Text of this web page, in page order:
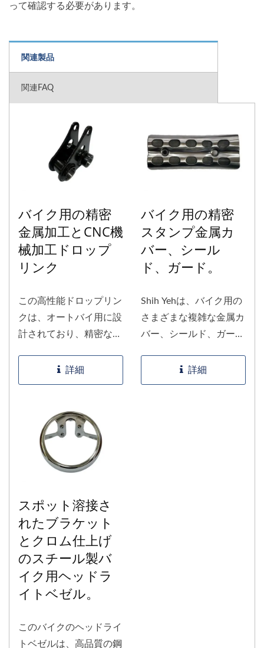
って確認する必要があります。
関連製品
関連FAQ
バイク用の精密
金属加工とCNC機
械加工ドロップ
リンク
この高性能ドロップリン
クは、オートバイ用に設
計されており、精密な製
み合わせて、優れた耐久
性と構造的完全性を確保
のスタンピングダイと精
密な溶接を利用して、こ
の部品は厳しい公差要件
を満たしています。主要
よび垂直公差を管理する
ためのロボット溶接、厳
格なR7公差を達成する
ためのベアリング穴の
CNCボーリング、そして
サンドブラストおよび電
着塗装の高度な表面
詳細
バイク用の精密
スタンプ金属カ
バー、シール
ド、ガード。
Shih Yehは、バイク用の
さまざまな複雑な金属カ
バー、シールド、ガード
持っています。...
詳細
スポット溶接さ
れたブラケット
とクロム仕上げ
のスチール製バ
イク用ヘッドラ
イトベゼル。
このバイクのヘッドライ
トベゼルは、高品質の鋼